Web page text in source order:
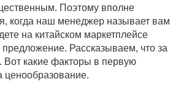
Поэтому вполне
когда наш менеджер называет вам
на китайском маркетплейсе
Рассказываем, что за
Вот какие факторы в первую
ценообразование.